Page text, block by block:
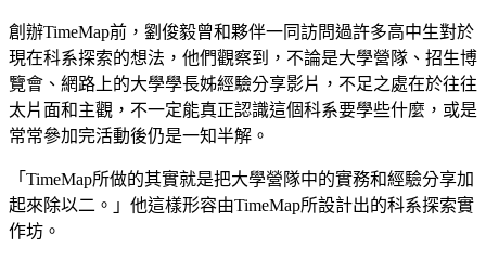
創辦TimeMap前，劉俊毅曾和夥伴一同訪問過許多高中生對於
現在科系探索的想法，他們觀察到，不論是大學營隊、招生博
覽會、網路上的大學學長姊經驗分享影片，不足之處在於往往
太片面和主觀，不一定能真正認識這個科系要學些什麼，或是
常常參加完活動後仍是一知半解。
「TimeMap所做的其實就是把大學營隊中的實務和經驗分享加
起來除以二。」他這樣形容由TimeMap所設計出的科系探索實
作坊。